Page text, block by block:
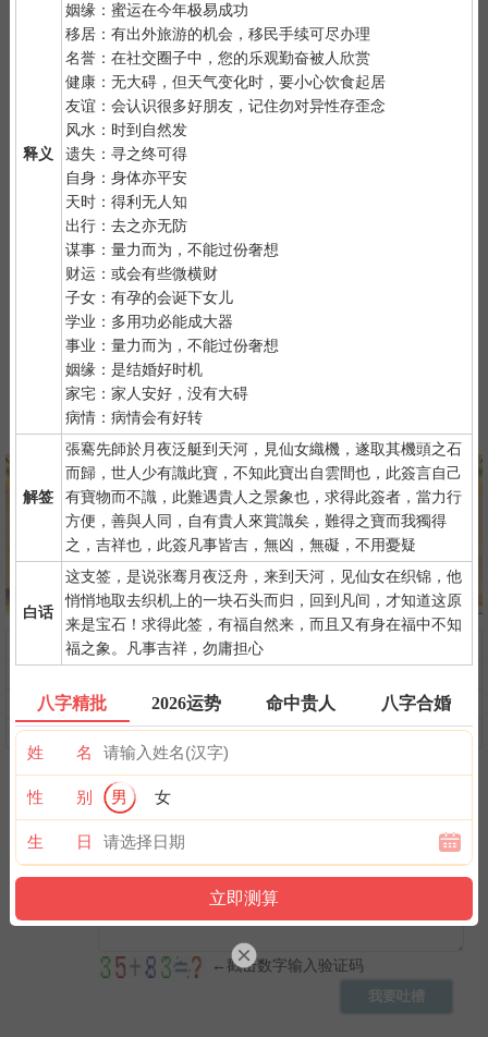
释义
姻缘：蜜运在今年极易成功
移居：有出外旅游的机会，移民手续可尽办理
名誉：在社交圈子中，您的乐观勤奋被人欣赏
健康：无大碍，但天气变化时，要小心饮食起居
友谊：会认识很多好朋友，记住勿对异性存歪念
风水：时到自然发
遗失：寻之终可得
自身：身体亦平安
天时：得利无人知
出行：去之亦无防
谋事：量力而为，不能过份奢想
财运：或会有些微横财
子女：有孕的会诞下女儿
学业：多用功必能成大器
事业：量力而为，不能过份奢想
姻缘：是结婚好时机
家宅：家人安好，没有大碍
病情：病情会有好转
解签
張騫先師於月夜泛艇到天河，見仙女織機，遂取其機頭之石
而歸，世人少有識此寶，不知此寶出自雲間也，此簽言自己
有寶物而不識，此難遇貴人之景象也，求得此簽者，當力行
方便，善與人同，自有貴人來賞識矣，難得之寶而我獨得
之，吉祥也，此簽凡事皆吉，無凶，無礙，不用憂疑
白话
这支签，是说张骞月夜泛舟，来到天河，见仙女在织锦，他
悄悄地取去织机上的一块石头而归，回到凡间，才知道这原
来是宝石！求得此签，有福自然来，而且又有身在福中不知
福之象。凡事吉祥，勿庸担心
八字精批 2026运势 命中贵人 八字合婚
姓 名
性 别 男 女
生 日
抽签前先净手后双手合十虔诚默念 "大仙大仙、指点迷津"。
默念自己姓名、出生时间、居住地址；再请求需要指点的事
情；最后点上面的签筒开始抽签！心诚则灵，否则掷到笑杯的机率
很高。
抽签的时间：中午十二点左右和晚上十一点前或者后，晚上十
一点是阴阳相接之时，最适宜抽签，抽签的信息也最准确；房事后
和打雷下大雨时不要抽签，因为此时信息不稳。
紫微详批 奇门遁甲
八字终身运 河洛一生婚禄
问前程 命中贵人
横财运
后天富贵
隐藏财禄
旺夫旺妻
翻身转机 AI手相